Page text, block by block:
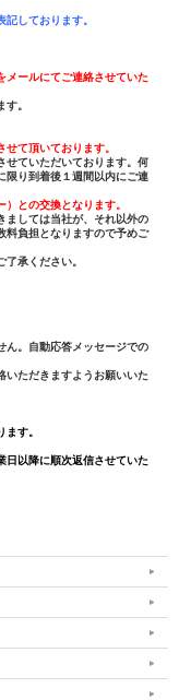
記しております。
ールにてご連絡させていた
。
て頂いております。
せていただいております。何
限り到着後１週間以内にご連
との交換となります。
ましては当社が、それ以外の
料負担となりますので予めご
承ください。
ん。自動応答メッセージでの
いただきますようお願いいた
す。
以降に順次返信させていた